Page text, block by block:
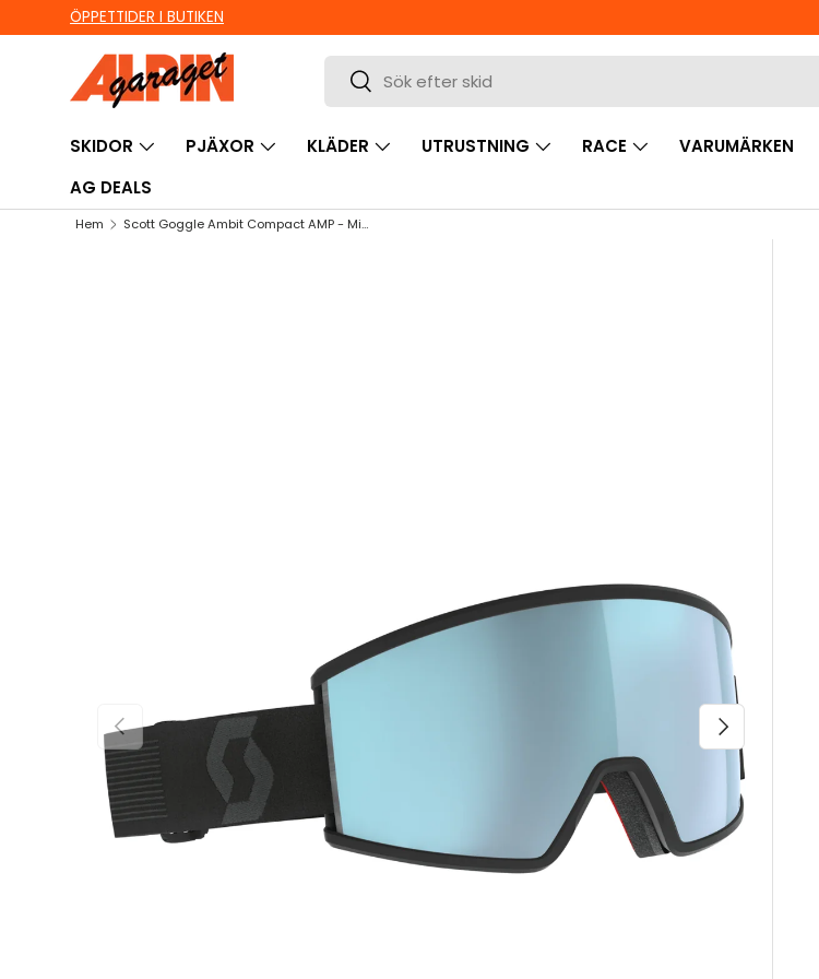
HOPPA TILL INNEHÅLL
ÖPPETTIDER I BUTIKEN
Sök
Sök
SKIDOR PJÄXOR KLÄDER UTRUSTNING RACE VARUMÄRKEN
AG DEALS
Hem Scott Goggle Ambit Compact AMP - Mineral Black, Ice Chrome S2
FÖREGÅENDE NÄSTA